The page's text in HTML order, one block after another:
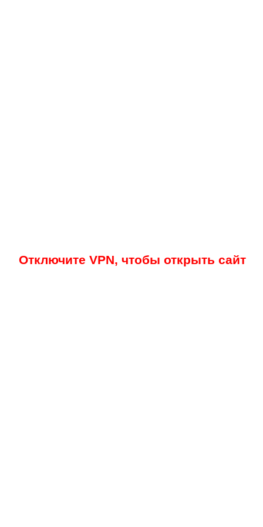
Отключите VPN, чтобы открыть сайт